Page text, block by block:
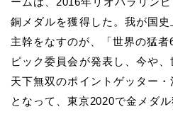
銅メダルを獲得した。我が国
主幹をなすのが、「世界の猛
ピック委員会が発表し、今や
天下無双のポイントゲッター
となって、東京2020で金メダ